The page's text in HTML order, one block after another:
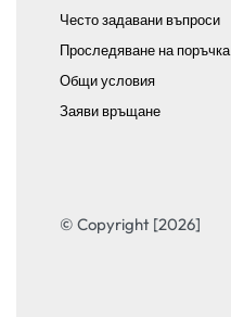
Често задавани въпроси
Проследяване на поръчка
Общи условия
Заяви връщане
© Copyright [2026]